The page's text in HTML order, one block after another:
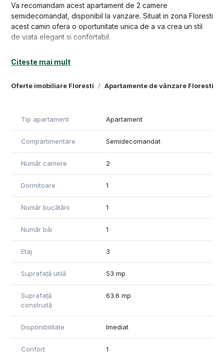
Oferte imobiliare Floresti Apartamente de vânzare Floresti
Va recomandam acest apartament de 2 camere
semidecomandat, disponibil la vanzare. Situat in zona Floresti
acest camin ofera o oportunitate unica de a va crea un stil
de viata elegant si confortabil.
mp utili, și este compartimentat astfel: -2 dormitoare -1 zona
Vă recomandăm cu încredere această proprietate, având o
ale orașului: magazine alimentare, stații de autobuz, farmacii,
restaurante, veti gasi tot ce va doriti la distanta scurta de
mers.
Apartamentul are certificat de perforamanță energetică.
Acesta va fi predat de către proprietari cumpărătorilor, la
data semnării contractului de vânzare.
drag sa ne contactați!
"Informațiile din anunț au fost furnizate în prealabil de către
proprietar. Agenția nu își asumă responsabilitatea pentru
eventualele modificări în ceea ce privește prețul sau
informațiile prezentate."
Citește mai mult
Tip apartament Apartament
Compartimentare Semidecomandat
Număr camere 2
Dormitoare 1
Număr bucătării 1
Număr băi 1
Etaj 3
Suprafață utilă 53 mp
Suprafață
construită
63.6 mp
Disponibilitate Imediat
Confort 1